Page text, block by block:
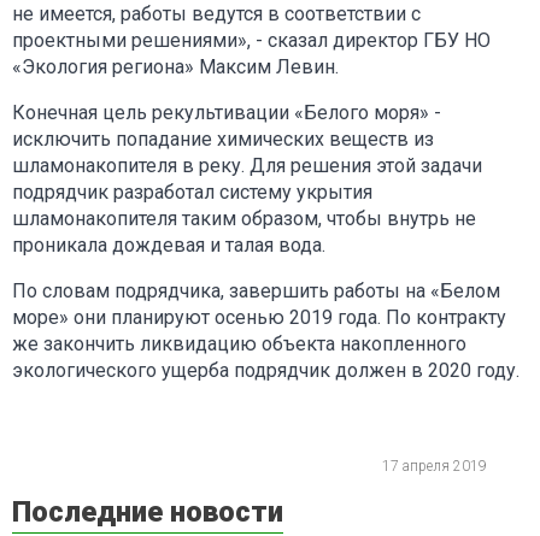
не имеется, работы ведутся в соответствии с
проектными решениями», - сказал директор ГБУ НО
«Экология региона» Максим Левин.
Конечная цель рекультивации «Белого моря» -
исключить попадание химических веществ из
шламонакопителя в реку. Для решения этой задачи
подрядчик разработал систему укрытия
шламонакопителя таким образом, чтобы внутрь не
проникала дождевая и талая вода.
По словам подрядчика, завершить работы на «Белом
море» они планируют осенью 2019 года. По контракту
же закончить ликвидацию объекта накопленного
экологического ущерба подрядчик должен в 2020 году.
17 апреля 2019
Последние новости